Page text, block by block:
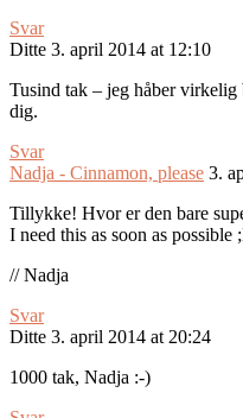
Svar
Ditte 3. april 2014 at 12:10
Tusind tak – jeg håber
dig.
Svar
Nadja - Cinnamon, please 3.
Tillykke! Hvor er den bare
I need this as soon as possible
// Nadja
Svar
Ditte 3. april 2014 at 20:24
1000 tak, Nadja :-)